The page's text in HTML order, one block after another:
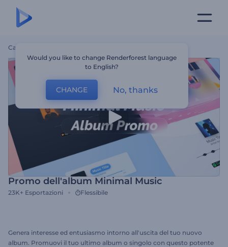
Casa
Promo dell'album Minimal Music
23K+ Esportazioni Flessibile
Genera interesse ed entusiasmo intorno all'uscita del tuo nuovo
album. Promuovi il tuo ultimo album o singolo con questo potente
Would you like to change Renderforest language
to English?
CHANGE No, thanks